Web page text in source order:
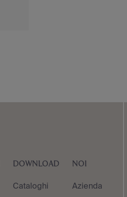
DOWNLOAD
Cataloghi
NOI
Azienda